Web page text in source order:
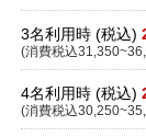
3名利用時 (税込)
(消費税込
4名利用時 (税込)
(消費税込